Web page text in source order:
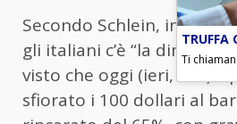
Secondo Schlein, infatti,
gli italiani c’è “la
visto che oggi (ieri, ndr) il
sfiorato i 100 dollari al
TRUFFA
Ti